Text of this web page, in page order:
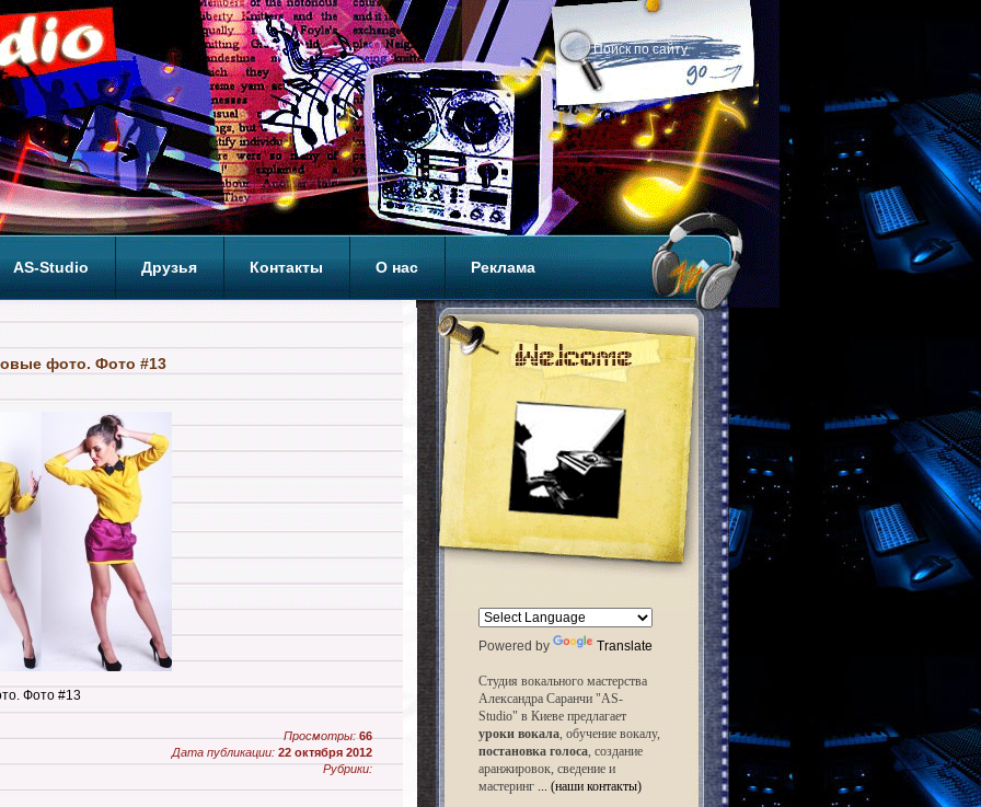
AS-Studio Друзья Контакты О нас Реклама
фото. Фото #13
Фото #13
Просмотры: 66
Дата публикации: 22 октября 2012
Рубрики:
Powered by Translate
Студия вокального мастерства
Александра Саранчи "AS-
Studio" в Киеве предлагает
уроки вокала, обучение вокалу,
постановка голоса, создание
аранжировок, сведение и
мастеринг ... (наши контакты)